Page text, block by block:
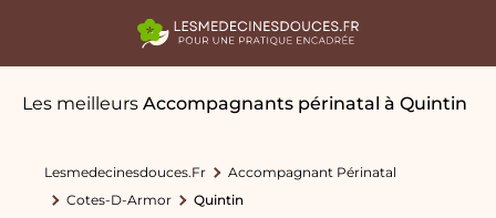
Les meilleurs Accompagnants périnatal à Quintin
Lesmedecinesdouces.fr
Accompagnant Périnatal
Cotes-D-Armor
Quintin